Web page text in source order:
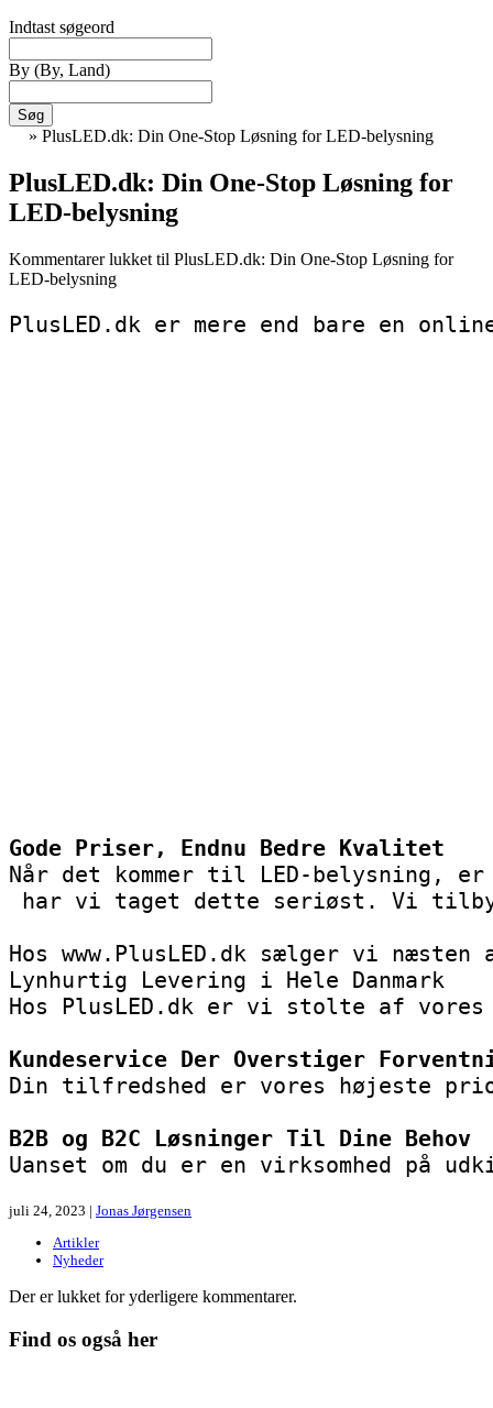
Indtast søgeord
By (By, Land)
Søg
» PlusLED.dk: Din One-Stop Løsning for LED-belysning
PlusLED.dk: Din One-Stop Løsning for
LED-belysning
Kommentarer lukket til PlusLED.dk: Din One-Stop Løsning for
LED-belysning
PlusLED.dk er mere end bare en
Gode Priser, Endnu Bedre Kvalitet
Når det kommer til LED-belysning,
har vi taget dette seriøst. Vi
Hos www.PlusLED.dk sælger vi
Lynhurtig Levering i Hele Danmark
Hos PlusLED.dk er vi stolte af
Kundeservice Der Overstiger
Din tilfredshed er vores højeste
B2B og B2C Løsninger Til Dine Behov
Uanset om du er en virksomhed
juli 24, 2023 | Jonas Jørgensen
Artikler
Nyheder
Der er lukket for yderligere kommentarer.
Find os også her